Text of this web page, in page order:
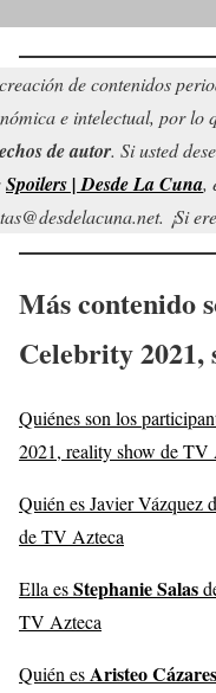
de contenidos
e intelectual, por lo
de autor. Si usted
Spoilers | Desde La Cuna,
¡Si
Más contenido
Celebrity 2021,
Quiénes son los
2021, reality show de TV
Quién es Javier Vázquez
de TV Azteca
Ella esStephanie Salas
TV Azteca
Quién esAristeo Cázares